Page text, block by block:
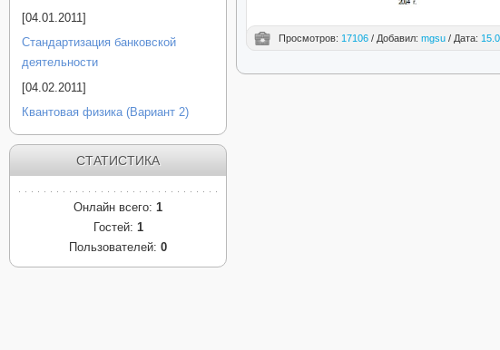
Просмотров: 17106 / Добавил: mgsu / Дата:
[04.01.2011]
Стандартизация банковской
деятельности
[04.02.2011]
Квантовая физика (Вариант 2)
СТАТИСТИКА
Онлайн всего: 1
Гостей: 1
Пользователей: 0